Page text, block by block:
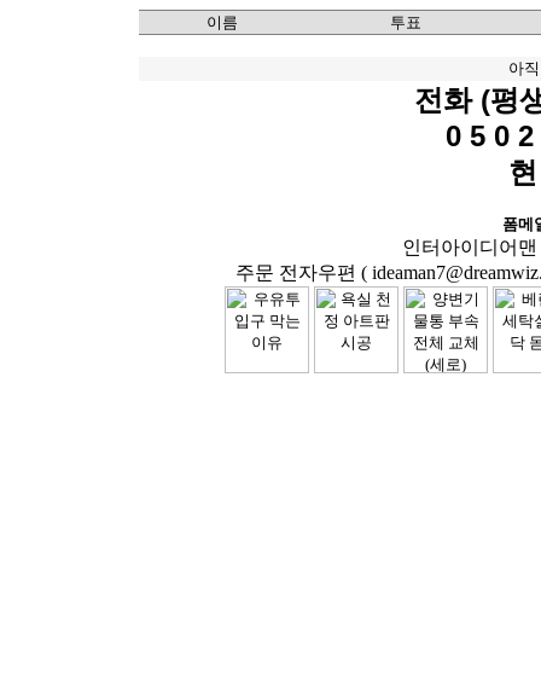
이름 투표
아
전화 (평
0 5 0
폼메
인터아이디어맨
주문 전자우편 (